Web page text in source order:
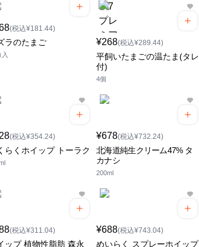
(税込¥181.44)
ラのたまご ¥268(税込¥289.44)
平飼いたまごの温たま(タレ
付)
4個
(税込¥354.24)
らくホイップ トーラク
¥678(税込¥732.24)
北海道純生クリーム47% タ
カナシ
200ml
(税込¥311.04)
ップ 植物性脂肪 森永
¥688(税込¥743.04)
めいらく スプレーホイップ